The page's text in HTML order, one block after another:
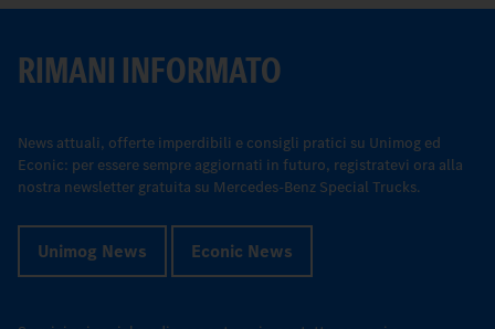
RIMANI INFORMATO
News attuali, offerte imperdibili e consigli pratici su Unimog ed
Econic: per essere sempre aggiornati in futuro, registratevi ora alla
nostra newsletter gratuita su Mercedes-Benz Special Trucks.
Unimog News Econic News